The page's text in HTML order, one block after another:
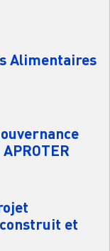
Alimentaires
et